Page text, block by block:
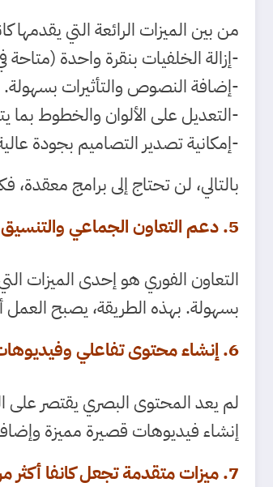
من بين الميزات الرائعة التي
-إزالة الخلفيات بنقرة واحدة
-إضافة النصوص والتأثيرات بسهولة.
-التعديل على الألوان والخطوط بما
-إمكانية تصدير التصاميم بجودة
بالتالي، لن تحتاج إلى برامج
5. دعم التعاون الجماعي والتنسيق بين الفرق.
التعاون الفوري هو إحدى الميزات
بسهولة. بهذه الطريقة، يصبح العمل
6. إنشاء محتوى تفاعلي وفيديوهات جذابة.
لم يعد المحتوى البصري يقتصر على
إنشاء فيديوهات قصيرة مميزة
7. ميزات متقدمة تجعل كانفا أكثر من مجرد أداة تصميم.